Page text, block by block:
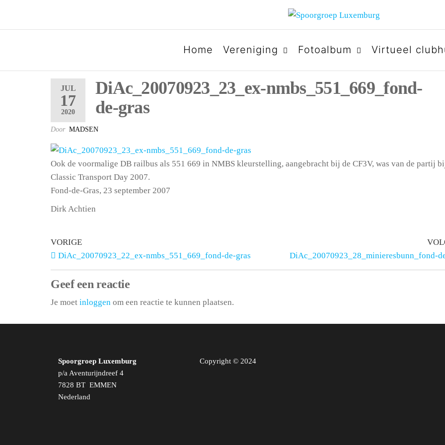
SPOORGROEP LUXEMBURG
Home Vereniging Fotoalbum Virtueel
JUL
17
2020
DiAc_20070923_23_ex-nmbs_551_669_fond-
de-gras
Door MADSEN
Ook de voormalige DB railbus als 551 669 in NMBS kleurstelling, aangebracht bij de CF3V, was van de partij
Classic Transport Day 2007.
Fond-de-Gras, 23 september 2007
Dirk Achtien
VORIGE
DiAc_20070923_22_ex-nmbs_551_669_fond-de-gras
DiAc_20070923_28_minieresbunn_fond-
Geef een reactie
Je moet inloggen om een reactie te kunnen plaatsen.
Spoorgroep Luxemburg
p/a Aventurijndreef 4
7828 BT EMMEN
Nederland
Copyright © 2024